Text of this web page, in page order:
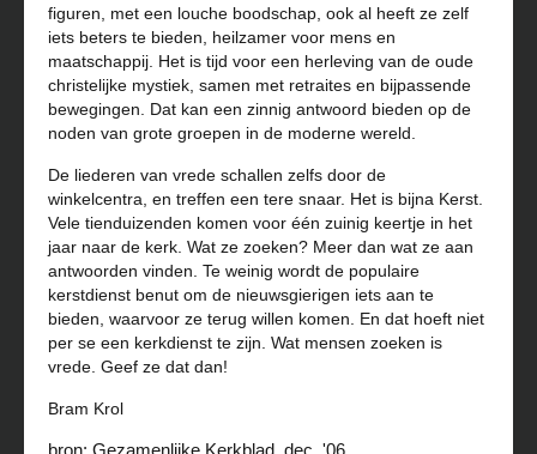
figuren, met een louche boodschap, ook al heeft ze zelf
iets beters te bieden, heilzamer voor mens en
maatschappij. Het is tijd voor een herleving van de oude
christelijke mystiek, samen met retraites en bijpassende
bewegingen. Dat kan een zinnig antwoord bieden op de
noden van grote groepen in de moderne wereld.
De liederen van vrede schallen zelfs door de
winkelcentra, en treffen een tere snaar. Het is bijna Kerst.
Vele tienduizenden komen voor één zuinig keertje in het
jaar naar de kerk. Wat ze zoeken? Meer dan wat ze aan
antwoorden vinden. Te weinig wordt de populaire
kerstdienst benut om de nieuwsgierigen iets aan te
bieden, waarvoor ze terug willen komen. En dat hoeft niet
per se een kerkdienst te zijn. Wat mensen zoeken is
vrede. Geef ze dat dan!
Bram Krol